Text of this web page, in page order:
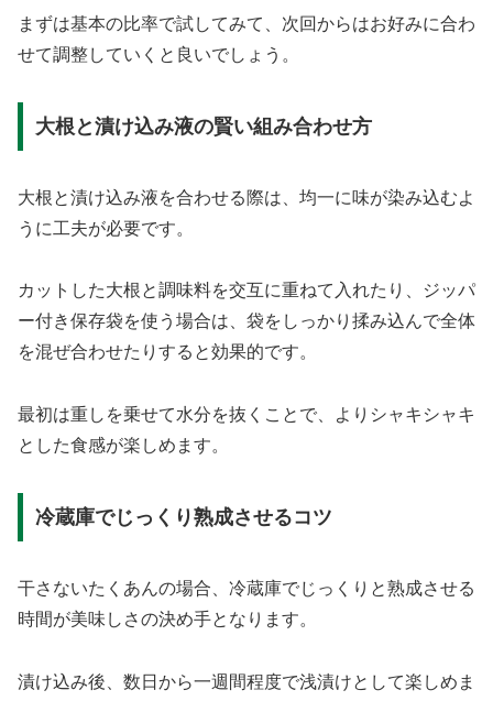
まずは基本の比率で試してみて、次回からはお好みに合わ
せて調整していくと良いでしょう。
大根と漬け込み液の賢い組み合わせ方
大根と漬け込み液を合わせる際は、均一に味が染み込むよ
うに工夫が必要です。
カットした大根と調味料を交互に重ねて入れたり、ジッパ
ー付き保存袋を使う場合は、袋をしっかり揉み込んで全体
を混ぜ合わせたりすると効果的です。
最初は重しを乗せて水分を抜くことで、よりシャキシャキ
とした食感が楽しめます。
冷蔵庫でじっくり熟成させるコツ
干さないたくあんの場合、冷蔵庫でじっくりと熟成させる
時間が美味しさの決め手となります。
漬け込み後、数日から一週間程度で浅漬けとして楽しめま